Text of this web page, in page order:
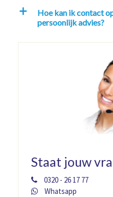
a
Hoe kan ik contact
persoonlijk advies?
Staat jouw
0320 - 26 17 77
Whatsapp